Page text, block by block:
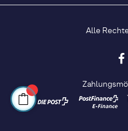
Alle